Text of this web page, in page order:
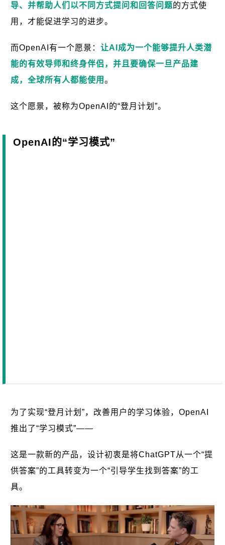
导、并帮助人们以不同方式提问和回答问题的方式使
用，才能促进学习的进步。
而OpenAI有一个愿景： 让AI成为一个能够提升人类潜
能的有效导师和终身伴侣，并且要确保一旦产品建
成，全球所有人都能使用 。
这个愿景，被称为OpenAI的“登月计划”。
OpenAI的“学习模式”
为了实现“登月计划”，改善用户的学习体验，OpenAI
推出了“学习模式”——
这是一款新的产品，设计初衷是将ChatGPT从一个“提
供答案”的工具转变为一个“引导学生找到答案”的工
具。